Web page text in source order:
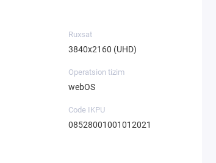
Ruxsat
3840x2160 (UHD)
Operatsion tizim
webOS
Code IKPU
08528001001012021